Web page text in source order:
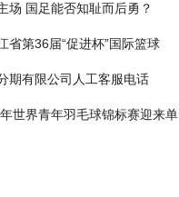
场 国足能否知耻而后勇？
省第36届“促进杯”国际篮球
期有限公司人工客服电话
世界青年羽毛球锦标赛迎来单